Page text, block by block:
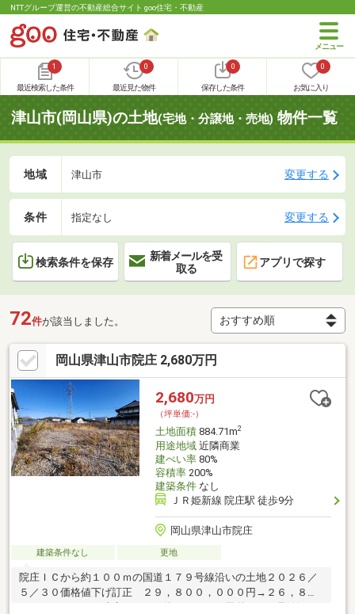
NTTグループ運営の不動産総合サイト goo住宅・不動産
1
最近検索した条件
0
最近見た物件
0
保存した条件
0
お気に入り
津山市(岡山県)の土地(宅地・分譲地・売地) 物件一覧
地域 津山市 変更する
条件 指定なし 変更する
検索条件を保存
新着メールを受
取る
アプリで探す
72件が該当しました。
岡山県津山市院庄 2,680万円
2,680万円
（坪単価:-）
土地面積884.71m2
用途地域近隣商業
建ぺい率80%
容積率200%
建築条件なし
ＪＲ姫新線 院庄駅 徒歩9分
岡山県津山市院庄
建築条件なし 更地
院庄ＩＣから約１００ｍの国道１７９号線沿いの土地２０２６／
５／３０価格値下げ訂正 ２９，８００，０００円→２６，８０
０，０００円へ 院庄ＩＣから約１００ｍの国道１７９号線沿い